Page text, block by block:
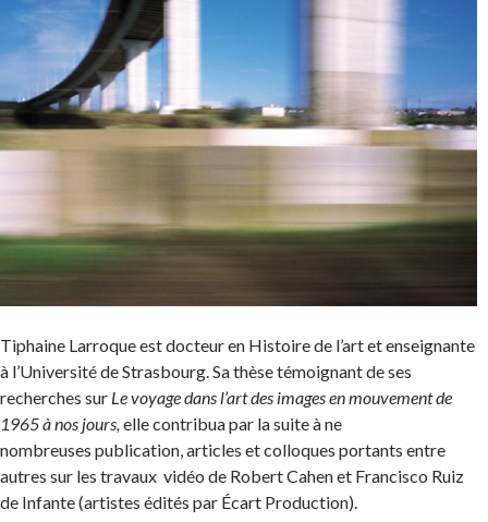
Tiphaine Larroque est docteur en Histoire de l’art et enseignante
à l’Université de Strasbourg. Sa thèse témoignant de ses
recherches sur Le voyage dans l’art des images en mouvement de
1965 à nos jours, elle contribua par la suite à ne
nombreuses publication, articles et colloques portants entre
autres sur les travaux vidéo de Robert Cahen et Francisco Ruiz
de Infante (artistes édités par Écart Production).